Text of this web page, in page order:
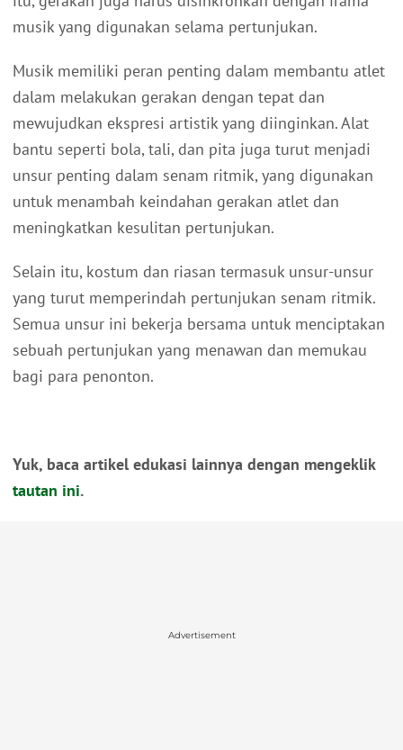
musik yang digunakan selama pertunjukan.
Musik memiliki peran penting dalam membantu atlet
dalam melakukan gerakan dengan tepat dan
mewujudkan ekspresi artistik yang diinginkan. Alat
bantu seperti bola, tali, dan pita juga turut menjadi
unsur penting dalam senam ritmik, yang digunakan
untuk menambah keindahan gerakan atlet dan
meningkatkan kesulitan pertunjukan.
Selain itu, kostum dan riasan termasuk unsur-unsur
yang turut memperindah pertunjukan senam ritmik.
Semua unsur ini bekerja bersama untuk menciptakan
sebuah pertunjukan yang menawan dan memukau
bagi para penonton.
Yuk, baca artikel edukasi lainnya dengan mengeklik
tautan ini.
Advertisement